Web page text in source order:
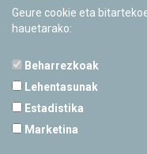
Geure cookie eta
hauetarako:
Beharrezkoak
Lehentasunak
Estadistika
Marketina